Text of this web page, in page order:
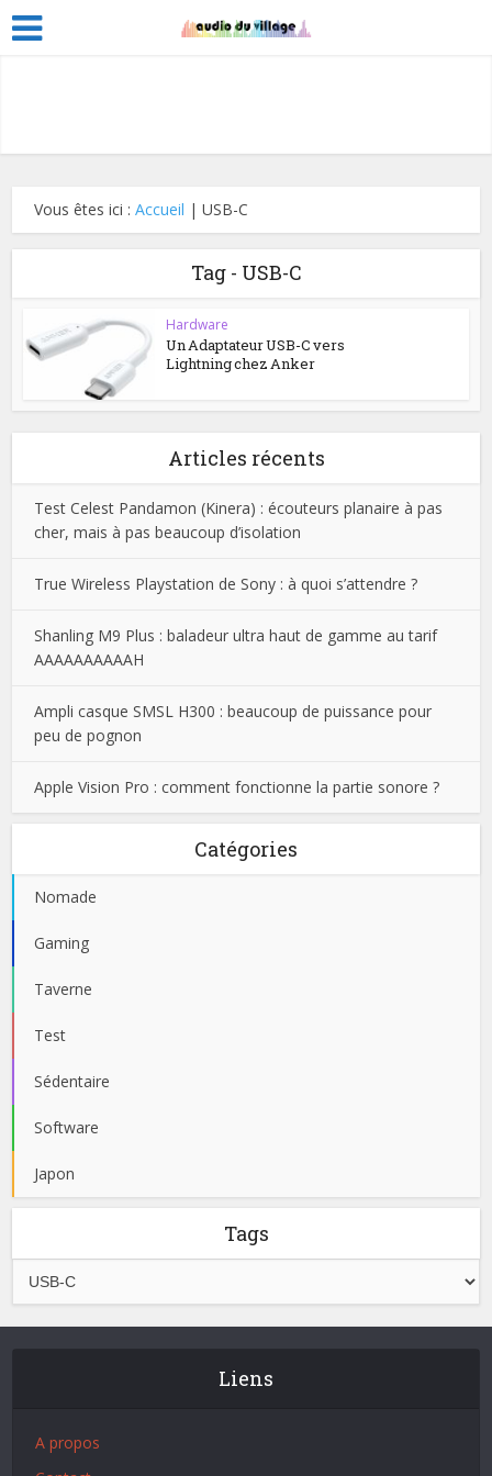
Vous êtes ici :Accueil |USB-C
Tag - USB-C
Hardware
Un Adaptateur USB-C vers
Lightning chez Anker
Articles récents
Test Celest Pandamon (Kinera) : écouteurs planaire à pas
cher, mais à pas beaucoup d’isolation
True Wireless Playstation de Sony : à quoi s’attendre ?
Shanling M9 Plus : baladeur ultra haut de gamme au tarif
AAAAAAAAAAH
Ampli casque SMSL H300 : beaucoup de puissance pour
peu de pognon
Apple Vision Pro : comment fonctionne la partie sonore ?
Catégories
Nomade
Gaming
Taverne
Test
Sédentaire
Software
Japon
Tags
Liens
A propos